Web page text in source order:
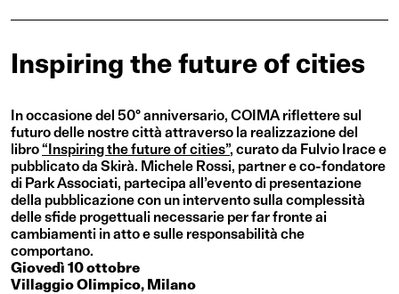
Inspiring the future of cities
In occasione del 50° anniversario, COIMA riflettere sul
futuro delle nostre città attraverso la realizzazione del
libro“Inspiring the future of cities”, curato da Fulvio Irace e
pubblicato da Skirà. Michele Rossi, partner e co-fondatore
di Park Associati, partecipa all’evento di presentazione
della pubblicazione con un intervento sulla complessità
delle sfide progettuali necessarie per far fronte ai
cambiamenti in atto e sulle responsabilità che
comportano.
Giovedì 10 ottobre
Villaggio Olimpico, Milano